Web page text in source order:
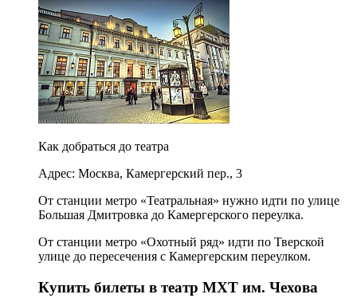
Как добраться до театра
Адрес: Москва, Камергерский пер., 3
От станции метро «Театральная» нужно идти по улице
Большая Дмитровка до Камергерского переулка.
От станции метро «Охотный ряд» идти по Тверской
улице до пересечения с Камергерским переулком.
Купить билеты в театр МХТ им. Чехова